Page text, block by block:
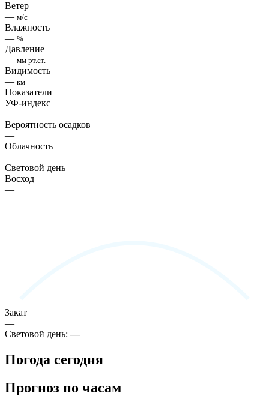
Ветер
— м/с
Влажность
— %
Давление
— мм рт.ст.
Видимость
— км
Показатели
УФ-индекс
—
Вероятность осадков
—
Облачность
—
Световой день
Восход
—
Закат
—
Световой день:—
Погода сегодня
Прогноз по часам